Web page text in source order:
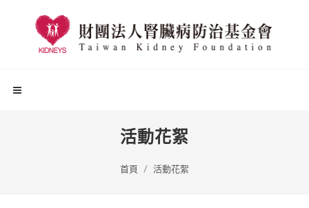
活動花絮
首頁 活動花絮